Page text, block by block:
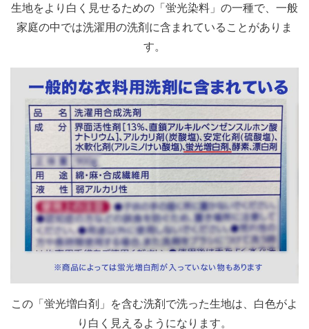
生地をより白く見せるための「蛍光染料」の一種で、一般
家庭の中では洗濯用の洗剤に含まれていることがありま
す。
この「蛍光増白剤」を含む洗剤で洗った生地は、白色がよ
り白く見えるようになります。